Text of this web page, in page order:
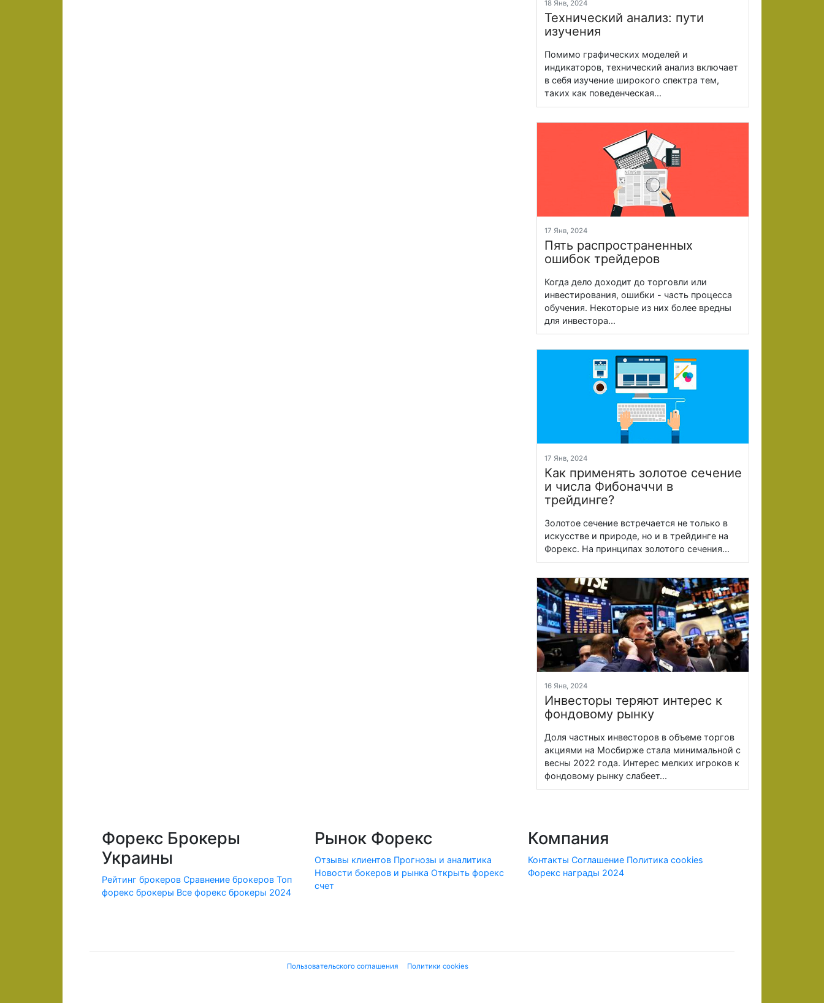
18 Янв, 2024
Технический анализ: пути
изучения
Помимо графических моделей и
индикаторов, технический анализ включает
в себя изучение широкого спектра тем,
таких как поведенческая...
17 Янв, 2024
Пять распространенных
ошибок трейдеров
Когда дело доходит до торговли или
инвестирования, ошибки - часть процесса
обучения. Некоторые из них более вредны
для инвестора...
17 Янв, 2024
Как применять золотое сечение
и числа Фибоначчи в
трейдинге?
Золотое сечение встречается не только в
искусстве и природе, но и в трейдинге на
Форекс. На принципах золотого сечения...
16 Янв, 2024
Инвесторы теряют интерес к
фондовому рынку
Доля частных инвесторов в объеме торгов
акциями на Мосбирже стала минимальной с
весны 2022 года. Интерес мелких игроков к
фондовому рынку слабеет...
Форекс Брокеры
Украины
Рейтинг брокеров Сравнение брокеров Топ
форекс брокеры Все форекс брокеры 2024
Рынок Форекс
Отзывы клиентов Прогнозы и аналитика
Новости бокеров и рынка Открыть форекс
счет
Компания
Контакты Соглашение Политика cookies
Форекс награды 2024
Пользовательского соглашения Политики cookies